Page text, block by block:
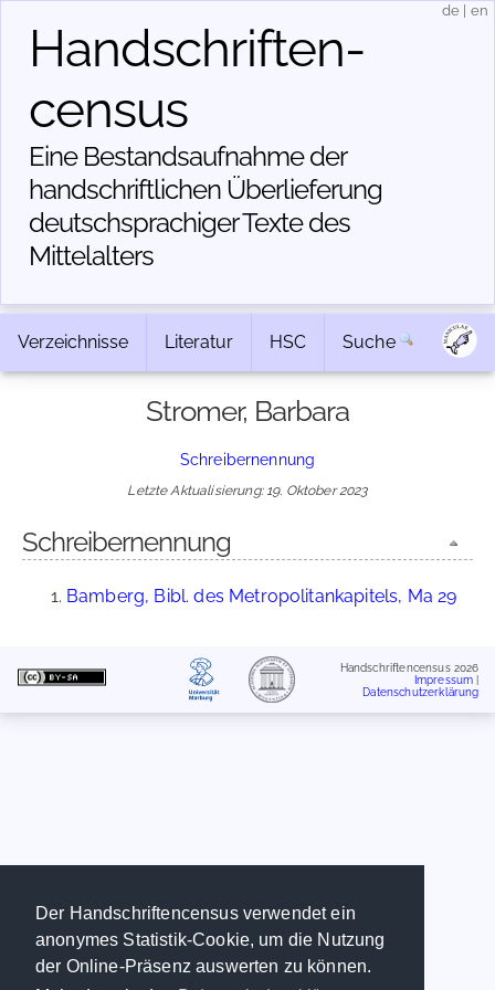
Der Handschriftencensus verwendet ein
anonymes Statistik-Cookie, um die Nutzung
der Online-Präsenz auswerten zu können.
Handschriften­
census
Eine Bestandsaufnahme der
handschriftlichen Über­lieferung
deutschsprachiger Texte des
Mittelalters
de en
Verzeichnisse Literatur HSC Suche
Stromer, Barbara
Schreibernennung
Letzte Aktualisierung: 19. Oktober 2023
Schreibernennung
Bamberg, Bibl. des Metropolitankapitels, Ma 29
Handschriftencensus 2026
Impressum
Datenschutzerklärung